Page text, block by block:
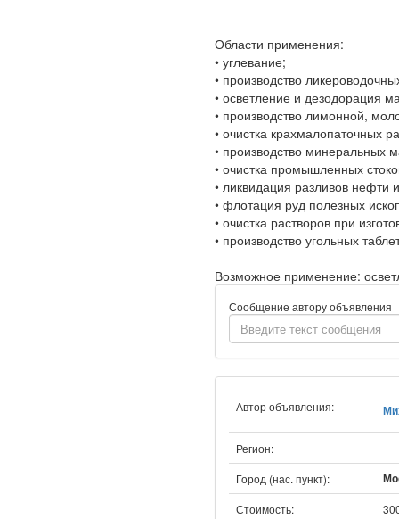
Области применения:
• углевание;
• производство
• осветление и дезодорация
• производство лимонной,
• очистка крахмалопаточных
• производство минеральных
• очистка промышленных
• ликвидация разливов нефти
• флотация руд полезных
• очистка растворов при
• производство угольных
Возможное применение:
Сообщение автору объявления
Автор объявления:
Регион:
Город (нас. пункт):
Стоимость: